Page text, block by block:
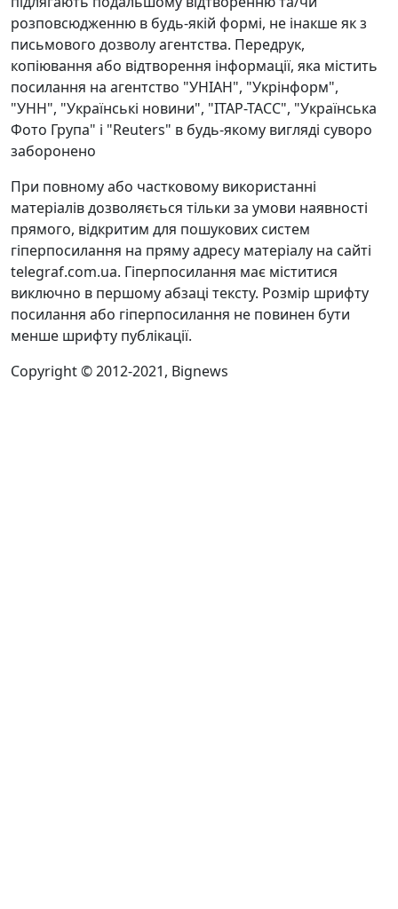
розповсюдженню в будь-якій формі, не інакше як з
письмового дозволу агентства. Передрук,
копіювання або відтворення інформації, яка містить
посилання на агентство "УНІАН", "Укрінформ",
"УНН", "Українські новини", "ІТАР-ТАСС", "Українська
Фото Група" і "Reuters" в будь-якому вигляді суворо
заборонено
При повному або частковому використанні
матеріалів дозволяється тільки за умови наявності
прямого, відкритим для пошукових систем
гіперпосилання на пряму адресу матеріалу на сайті
telegraf.com.ua. Гіперпосилання має міститися
виключно в першому абзаці тексту. Розмір шрифту
посилання або гіперпосилання не повинен бути
менше шрифту публікації.
Copyright © 2012-2021, Bignews